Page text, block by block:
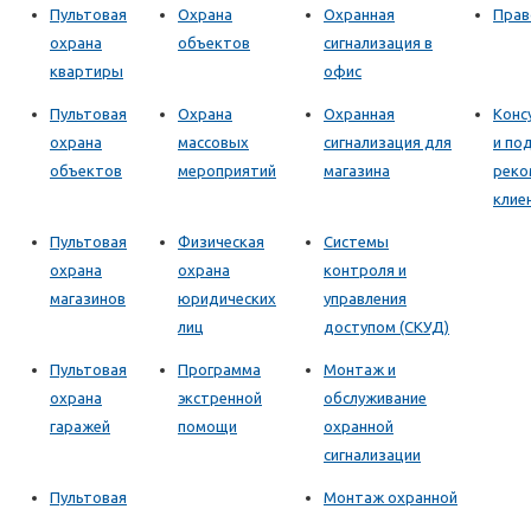
Пультовая
охрана
квартиры
Охрана
объектов
Охранная
сигнализация в
офис
Пультовая
охрана
объектов
Охрана
массовых
мероприятий
Охранная
сигнализация для
магазина
и
Пультовая
охрана
магазинов
Физическая
охрана
юридических
лиц
Системы
контроля и
управления
доступом (СКУД)
Пультовая
охрана
гаражей
Программа
экстренной
помощи
Монтаж и
обслуживание
охранной
сигнализации
Пультовая Монтаж охранной